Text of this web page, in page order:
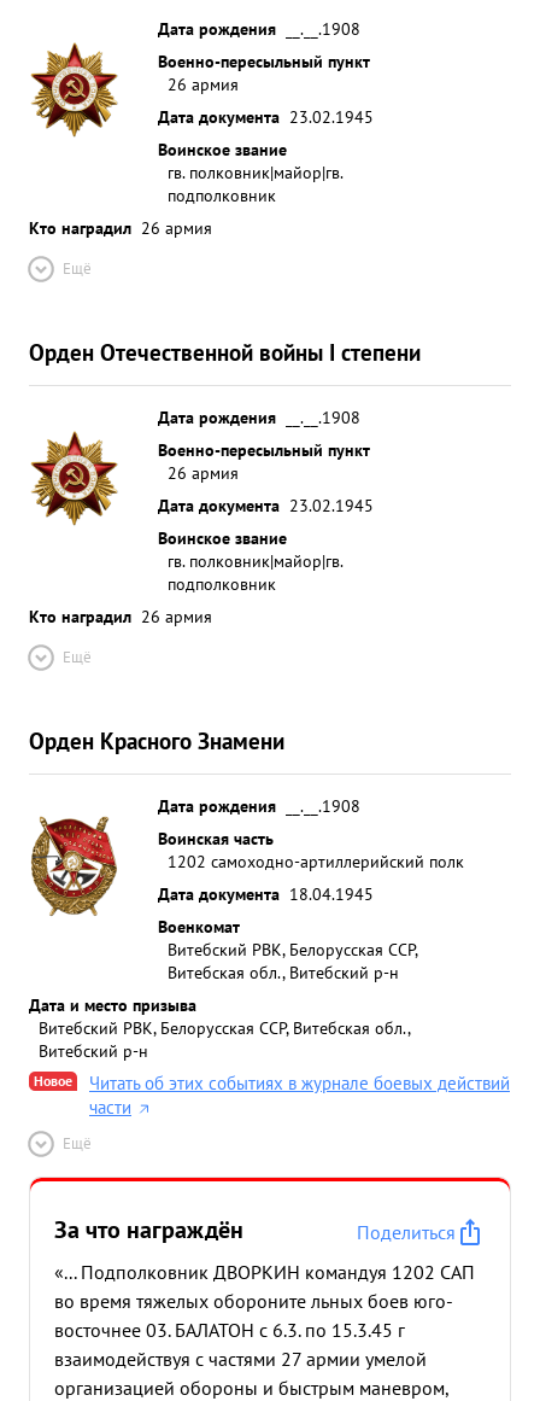
Дата рождения
__.__.1908
Военно-пересыльный пункт
26 армия
Дата документа 23.02.1945
Воинское звание
гв. полковник|майор|гв.
подполковник
Кто наградил 26 армия
Ещё
Орден Отечественной войны I степени
Дата рождения
__.__.1908
Военно-пересыльный пункт
26 армия
Дата документа 23.02.1945
Воинское звание
гв. полковник|майор|гв.
подполковник
Кто наградил 26 армия
Ещё
Орден Красного Знамени
Дата рождения
__.__.1908
Воинская часть
1202 самоходно-артиллерийский полк
Дата документа 18.04.1945
Военкомат
Витебский РВК, Белорусская ССР,
Витебская обл., Витебский р-н
Дата и место призыва
Витебский РВК, Белорусская ССР, Витебская обл.,
Витебский р-н
Новое
Читать об этих событиях в журнале боевых действий
части
Ещё
За что награждён
Поделиться
«... Подполковник ДВОРКИН командуя 1202 САП
во время тяжелых обороните льных боев юго-
восточнее 03. БАЛАТОН с 6.3. по 15.3.45 г
взаимодействуя с частями 27 армии умелой
организацией обороны и быстрым маневром,